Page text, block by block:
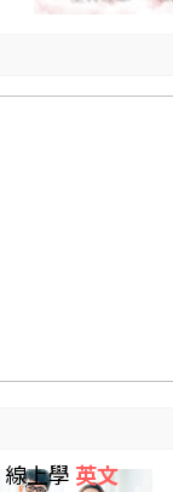
線上學 英文